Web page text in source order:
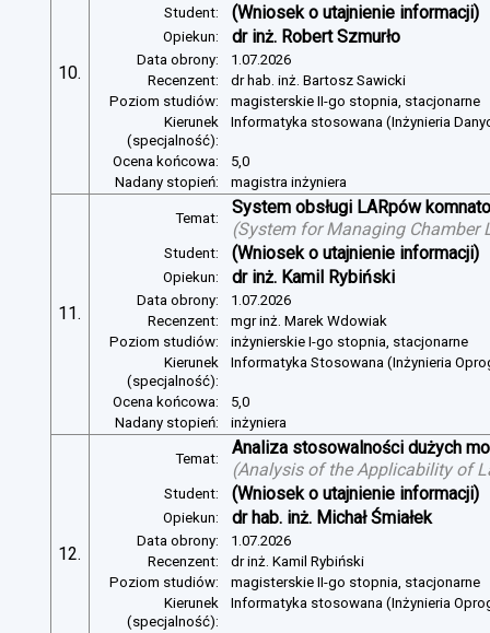
10.
Student: (Wniosek o utajnienie informacji)
Opiekun: dr inż. Robert Szmurło
Data obrony:
1.07.2026
Recenzent:
dr hab. inż. Bartosz Sawicki
Poziom studiów:
magisterskie II-go stopnia, stacjonarne
Kierunek
(specjalność):
Informatyka stosowana (Inżynieria
Ocena końcowa:
5,0
Nadany stopień:
magistra inżyniera
11.
Temat:
System obsługi LARpów
(System for Managing Chamber
Student: (Wniosek o utajnienie informacji)
Opiekun: dr inż. Kamil Rybiński
Data obrony:
1.07.2026
Recenzent:
mgr inż. Marek Wdowiak
Poziom studiów:
inżynierskie I-go stopnia, stacjonarne
Kierunek
(specjalność):
Informatyka Stosowana (Inżynieria
Ocena końcowa:
5,0
Nadany stopień:
inżyniera
12.
Temat:
Analiza stosowalności dużych
(Analysis of the Applicability of
Student: (Wniosek o utajnienie informacji)
Opiekun: dr hab. inż. Michał Śmiałek
Data obrony:
1.07.2026
Recenzent:
dr inż. Kamil Rybiński
Poziom studiów:
magisterskie II-go stopnia, stacjonarne
Kierunek
(specjalność):
Informatyka stosowana (Inżynieria